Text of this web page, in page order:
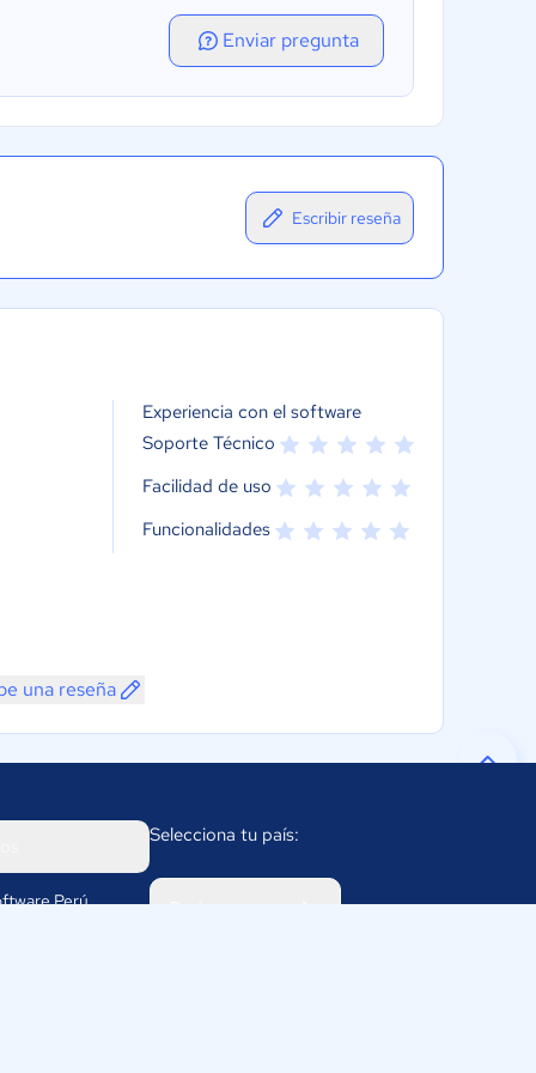
Enviar pregunta
Escribir reseña
Experiencia con el software
Soporte Técnico
Facilidad de uso
Funcionalidades
una reseña
Perú
Selecciona tu país: